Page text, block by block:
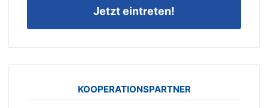
Jetzt eintreten!
KOOPERATIONSPARTNER